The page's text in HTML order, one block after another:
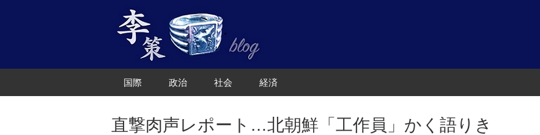
国際 政治 社会 経済
直撃肉声レポート…北朝鮮「工作員」かく語りき